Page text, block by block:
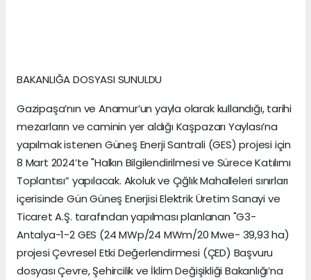
BAKANLIĞA DOSYASI SUNULDU
Gazipaşa’nın ve Anamur’un yayla olarak kullandığı, tarihi
mezarların ve caminin yer aldığı Kaşpazarı Yaylası’na
yapılmak istenen Güneş Enerji Santrali (GES) projesi için
8 Mart 2024’te "Halkın Bilgilendirilmesi ve Sürece Katılımı
Toplantısı” yapılacak. Akoluk ve Çığlık Mahalleleri sınırları
içerisinde Gün Güneş Enerjisi Elektrik Üretim Sanayi ve
Ticaret A.Ş. tarafından yapılması planlanan "G3-
Antalya-1-2 GES (24 MWp/24 MWm/20 Mwe- 39,93 ha)
projesi Çevresel Etki Değerlendirmesi (ÇED) Başvuru
dosyası Çevre, Şehircilik ve İklim Değişikliği Bakanlığı’na